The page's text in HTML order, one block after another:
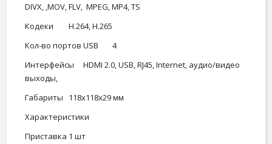
DIVX, ,MOV, FLV, MPEG, MP4, TS
Кодеки
Н.264, Н.265
Кол-во портов USB
4
Интерфейсы
HDMI 2.0, USB, RJ45, Internet, аудио/видео
выходы,
Габариты
118х118х29 мм
Характеристики
Приставка 1 шт